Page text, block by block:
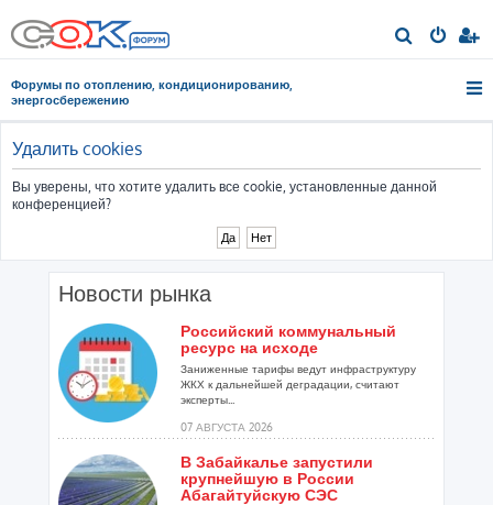
о
Форумы по отоплению, кондиционированию,
энергосбережению
Удалить cookies
Вы уверены, что хотите удалить все cookie, установленные данной
конференцией?
Новости рынка
Российский коммунальный
ресурс на исходе
Заниженные тарифы ведут инфраструктуру
ЖКХ к дальнейшей деградации, считают
эксперты...
07 АВГУСТА 2026
В Забайкалье запустили
крупнейшую в России
Абагайтуйскую СЭС